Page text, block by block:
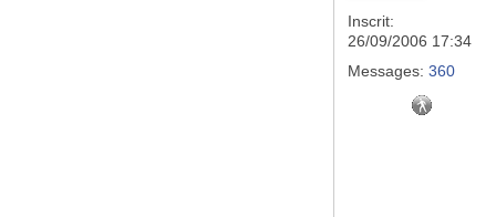
Inscrit:
26/09/2006 17:34
Messages: 360